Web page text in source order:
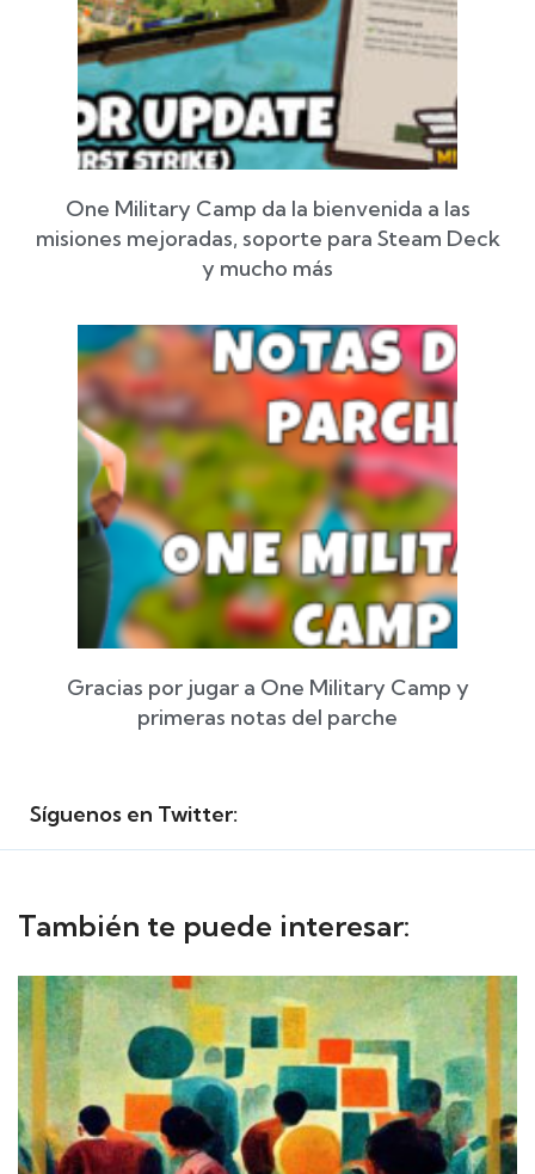
One Military Camp da la bienvenida a las
misiones mejoradas, soporte para Steam Deck
y mucho más
Gracias por jugar a One Military Camp y
primeras notas del parche
Síguenos en Twitter:
También te puede interesar: